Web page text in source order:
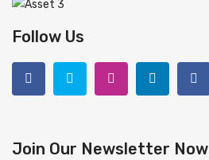
Follow Us
Join Our Newsletter Now